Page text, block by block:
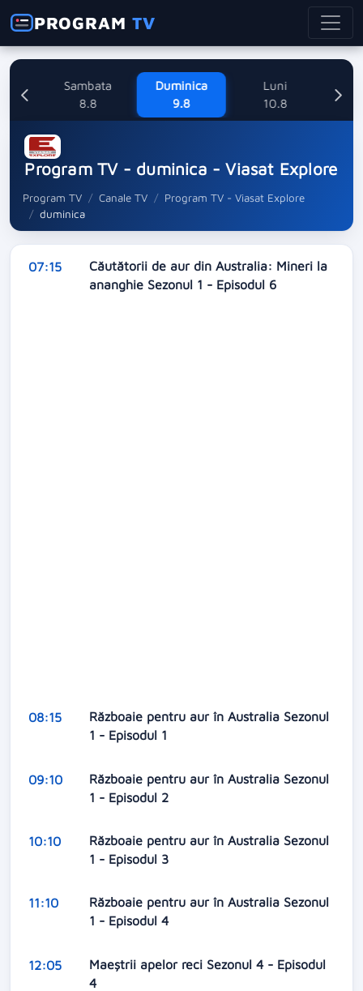
PROGRAMTV
Sambata
8.8
Duminica
9.8
Luni
10.8
Program TV - duminica - Viasat Explore
Program TV Canale TV
Program TV - Viasat Explore
duminica
07:15
Căutătorii de aur din Australia: Mineri la
ananghie Sezonul 1 - Episodul 6
08:15
Războaie pentru aur în Australia Sezonul
1 - Episodul 1
09:10
Războaie pentru aur în Australia Sezonul
1 - Episodul 2
10:10
Războaie pentru aur în Australia Sezonul
1 - Episodul 3
11:10
Războaie pentru aur în Australia Sezonul
1 - Episodul 4
12:05
Maeștrii apelor reci Sezonul 4 - Episodul
4